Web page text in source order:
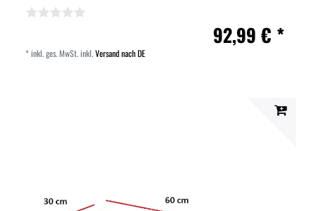
92,99 € *
*inkl. ges. MwSt.inkl.Versand nach DE